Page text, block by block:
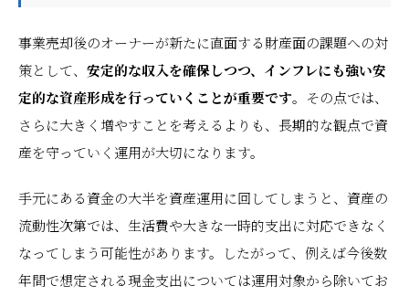
事業売却後のオーナーが新たに直面する財産面の課題への対
策として、 安定的な収入を確保しつつ、インフレにも強い安
定的な資産形成を行っていくことが重要です。その点では、
さらに大きく増やすことを考えるよりも、長期的な観点で資
産を守っていく運用が大切になります。
手元にある資金の大半を資産運用に回してしまうと、資産の
流動性次第では、生活費や大きな一時的支出に対応できなく
なってしまう可能性があります。したがって、例えば今後数
年間で想定される現金支出については運用対象から除いてお